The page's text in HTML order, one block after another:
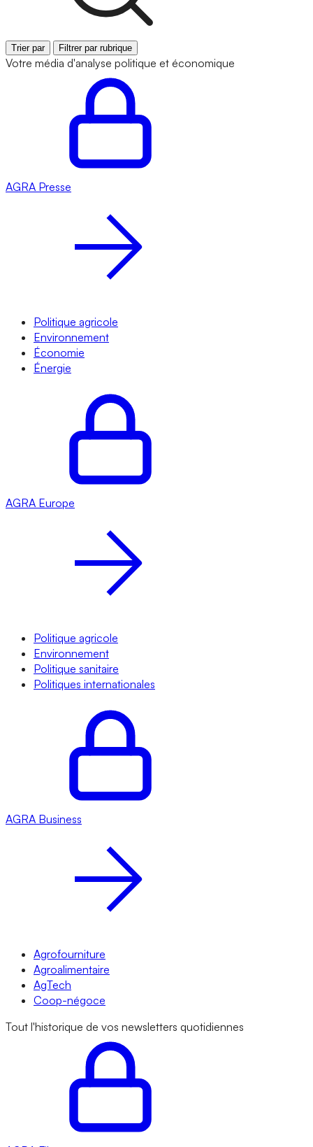
Trier par Filtrer par rubrique
Votre média d'analyse politique et économique
AGRA Presse
Politique agricole
Environnement
Économie
Énergie
AGRA Europe
Politique agricole
Environnement
Politique sanitaire
Politiques internationales
AGRA Business
Agrofourniture
Agroalimentaire
AgTech
Coop-négoce
Tout l'historique de vos newsletters quotidiennes